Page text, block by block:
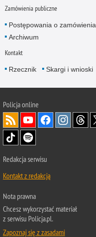
Zamówienia publiczne
Postępowania o zamówienia
Archiwum
Kontakt
Rzecznik Skargi i wnioski
Policjaonline
Redakcja serwisu
Kontakt z redakcją
Nota prawna
Chcesz wykorzystać materiał
z serwisu Policja.pl.
Zapoznaj się z zasadami